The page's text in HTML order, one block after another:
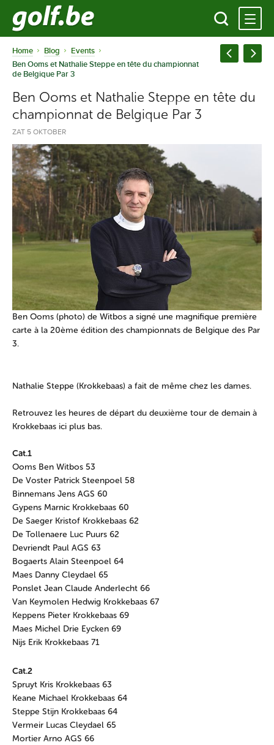
Home Blog
Events
Ben Ooms et Nathalie Steppe en tête du championnat
de Belgique Par 3
Ben Ooms et Nathalie Steppe en tête du
championnat de Belgique Par 3
ZAT 5 OKTOBER
Ben Ooms (photo) de Witbos a signé une magnifique première
carte à la 20ème édition des championnats de Belgique des Par
3.
Nathalie Steppe (Krokkebaas) a fait de même chez les dames.
Retrouvez les heures de départ du deuxième tour de demain à
Krokkebaas ici plus bas.
Cat.1
Ooms Ben Witbos 53
De Voster Patrick Steenpoel 58
Binnemans Jens AGS 60
Gypens Marnic Krokkebaas 60
De Saeger Kristof Krokkebaas 62
De Tollenaere Luc Puurs 62
Devriendt Paul AGS 63
Bogaerts Alain Steenpoel 64
Maes Danny Cleydael 65
Ponslet Jean Claude Anderlecht 66
Van Keymolen Hedwig Krokkebaas 67
Keppens Pieter Krokkebaas 69
Maes Michel Drie Eycken 69
Nijs Erik Krokkebaas 71
Cat.2
Spruyt Kris Krokkebaas 63
Keane Michael Krokkebaas 64
Steppe Stijn Krokkebaas 64
Vermeir Lucas Cleydael 65
Mortier Arno AGS 66